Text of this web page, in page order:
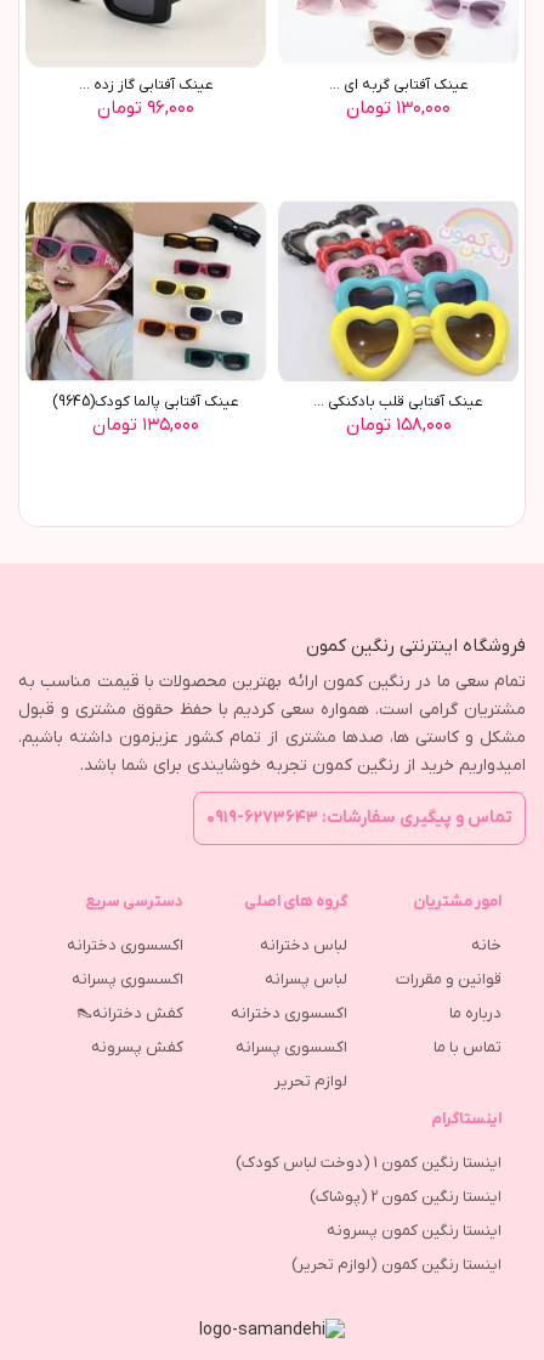
عينک آفتابي گربه اي ...
۱۳۰,۰۰۰ تومان
عينک آفتابي گاز زده ...
۹۶,۰۰۰ تومان
عينک آفتابي قلب بادکنکي ...
۱۵۸,۰۰۰ تومان
عينک آفتابي پالما کودک(9645)
۱۳۵,۰۰۰ تومان
فروشگاه اینترنتی رنگین کمون
تمام سعی ما در رنگین کمون ارائه بهترین محصولات با قیمت مناسب به
مشتریان گرامی است. همواره سعی کردیم با حفظ حقوق مشتری و قبول
مشکل و کاستی ها، صدها مشتری از تمام کشور عزیزمون داشته باشیم.
امیدواریم خرید از رنگین کمون تجربه خوشایندی برای شما باشد.
تماس و پیگیری سفارشات: ۶۲۷۳۶۴۳-۰۹۱۹
امور مشتریان
خانه
قوانین و مقررات
درباره ما
تماس با ما
گروه های اصلی
لباس دخترانه
لباس پسرانه
اکسسوری دخترانه
اکسسوری پسرانه
لوازم تحریر
دسترسی سریع
اکسسوری دخترانه
اکسسوری پسرانه
کفش دخترانه👠
كفش پسرونه
اینستاگرام
اینستا رنگین کمون 1 (دوخت لباس کودک)
اینستا رنگین کمون 2 (پوشاک)
اینستا رنگین کمون پسرونه
اینستا رنگین کمون (لوازم تحریر)